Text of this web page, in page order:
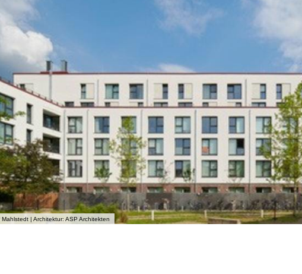
| Architektur: ASP Architekten